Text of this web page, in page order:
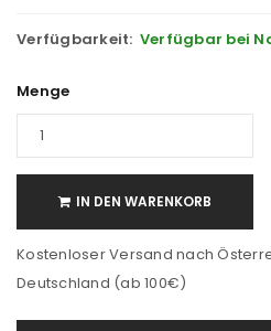
Verfügbarkeit: Verfügbar bei
Menge
IN DEN WARENKORB
Kostenloser Versand nach
Deutschland (ab 100€)